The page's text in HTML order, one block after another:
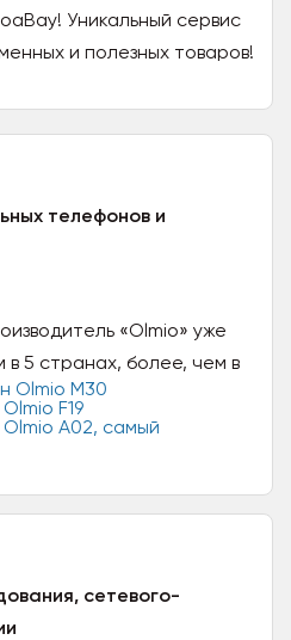
Уникальный сервис
и полезных товаров!
телефонов и
«Olmio» уже
в 5 странах, более, чем в
продаж от Калининграда
сетевого-